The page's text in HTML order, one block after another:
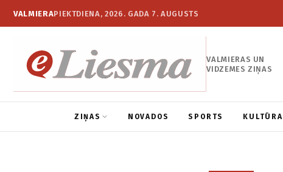
VALMIERAPIEKTDIENA, 2026. GADA 7. AUGUSTS
VALMIERAS UN
VIDZEMES ZIŅAS
ZIŅAS NOVADOS SPORTS KULTŪRA